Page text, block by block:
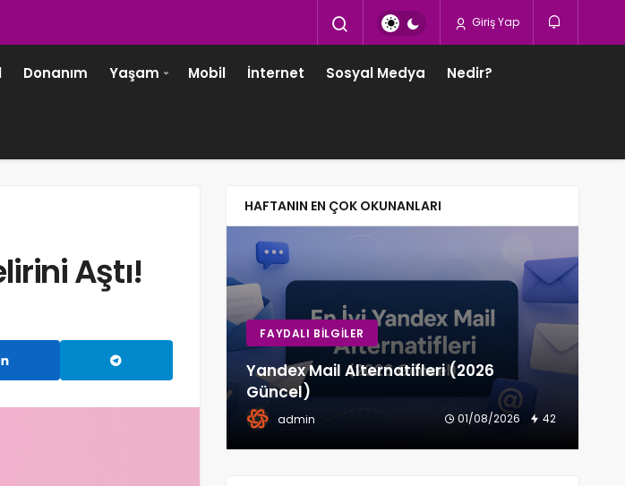
Giriş Yap
Donanım Yaşam Mobil İnternet Sosyal Medya Nedir?
Aştı!
HAFTANIN EN ÇOK OKUNANLARI
İhtiyaç Duymayan
Aktarımı: Decimen
FAYDALI BILGILER
Yandex Mail Alternatifleri (2026
Güncel)
admin 01/08/2026 42